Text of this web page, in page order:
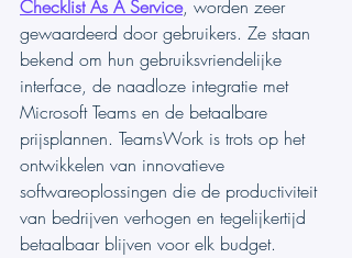
Checklist As A Service, worden zeer
gewaardeerd door gebruikers. Ze staan
bekend om hun gebruiksvriendelijke
interface, de naadloze integratie met
Microsoft Teams en de betaalbare
prijsplannen. TeamsWork is trots op het
ontwikkelen van innovatieve
softwareoplossingen die de productiviteit
van bedrijven verhogen en tegelijkertijd
betaalbaar blijven voor elk budget.